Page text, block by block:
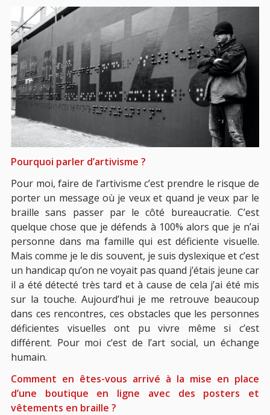
Pourquoi parler d’artivisme ?
Pour moi, faire de l’artivisme c’est prendre le risque de
porter un message où je veux et quand je veux par le
braille sans passer par le côté bureaucratie. C’est
quelque chose que je défends à 100% alors que je n’ai
personne dans ma famille qui est déficiente visuelle.
Mais comme je le dis souvent, je suis dyslexique et c’est
un handicap qu’on ne voyait pas quand j’étais jeune car
il a été détecté très tard et à cause de cela j’ai été mis
sur la touche. Aujourd’hui je me retrouve beaucoup
dans ces rencontres, ces obstacles que les personnes
déficientes visuelles ont pu vivre même si c’est
différent. Pour moi c’est de l’art social, un échange
humain.
Comment en êtes-vous arrivé à la mise en place
d’une boutique en ligne avec des posters et
vêtements en braille ?